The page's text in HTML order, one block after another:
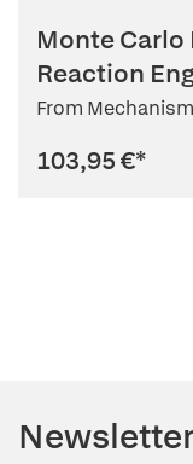
Monte
Reaction
From
103,95 €*